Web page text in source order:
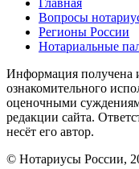
Вопросы
Регионы России
Нотариальные
Информация получена
ознакомительного
оценочными
редакции сайта.
несёт его автор.
© Нотариусы России,